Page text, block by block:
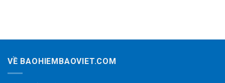
VỀ BAOHIEMBAOVIET.COM